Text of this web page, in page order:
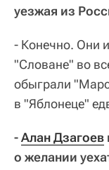
уезжая из
- Конечно. Они
"Словане" во
обыграли
в "Яблонеце"
-Алан Дзагоев
о желании